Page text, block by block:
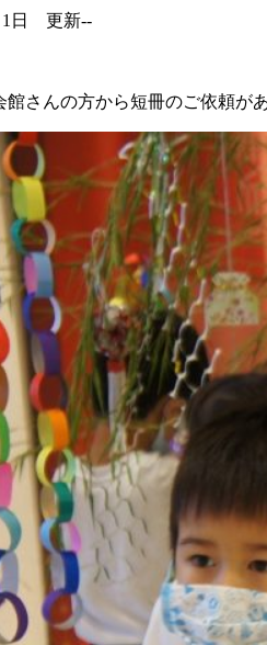
1日 更新--
館さんの方から短冊のご依頼が